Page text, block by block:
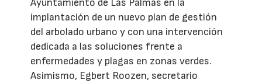
Ayuntamiento de Las Palmas en la
implantación de un nuevo plan de gestión
del arbolado urbano y con una intervención
dedicada a las soluciones frente a
enfermedades y plagas en zonas verdes.
Asimismo, Egbert Roozen, secretario